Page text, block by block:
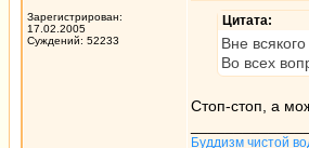
Зарегистрирован:
17.02.2005
Суждений: 52233
Цитата:
Вне
Во всех
Стоп-стоп, а
Буддизм чистой